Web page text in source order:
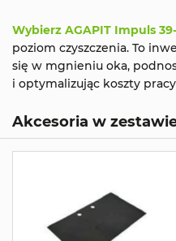
Wybierz AGAPIT Impuls
poziom czyszczenia. To
się w mgnieniu oka,
i optymalizując koszty
Akcesoria w